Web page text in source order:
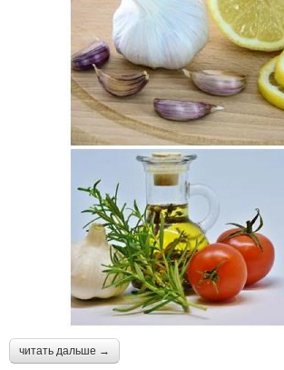
читать дальше →